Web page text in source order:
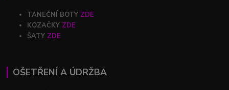
TANEČNÍ BOTY ZDE
KOZAČKY ZDE
ŠATY ZDE
OŠETŘENÍ A ÚDRŽBA